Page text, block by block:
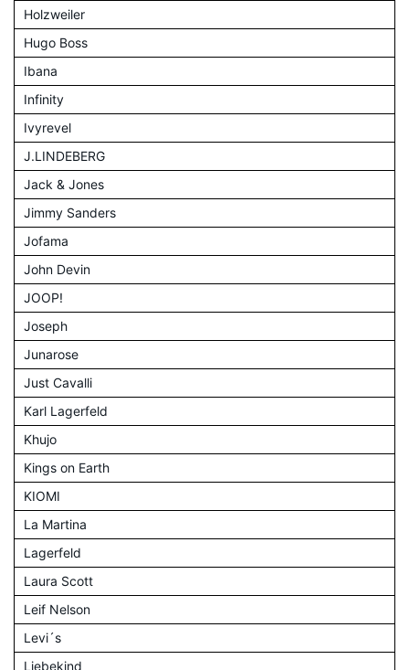
Holzweiler
Hugo Boss
Ibana
Infinity
Ivyrevel
J.LINDEBERG
Jack & Jones
Jimmy Sanders
Jofama
John Devin
JOOP!
Joseph
Junarose
Just Cavalli
Karl Lagerfeld
Khujo
Kings on Earth
KIOMI
La Martina
Lagerfeld
Laura Scott
Leif Nelson
Levi´s
Liebekind